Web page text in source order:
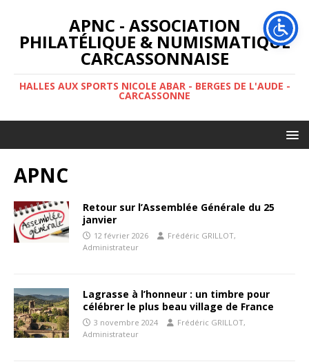
APNC - ASSOCIATION
PHILATÉLIQUE & NUMISMATIQUE
CARCASSONNAISE
HALLES AUX SPORTS NICOLE ABAR - BERGES DE L'AUDE -
CARCASSONNE
APNC
Retour sur l’Assemblée Générale du 25
janvier
12 février 2026
Frédéric GRILLOT,
Administrateur
Lagrasse à l’honneur : un timbre pour
célébrer le plus beau village de France
3 novembre 2024
Frédéric GRILLOT,
Administrateur